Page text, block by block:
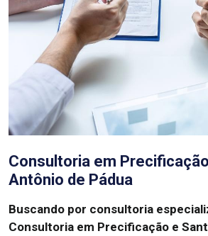
Consultoria em
Antônio de Pádua
Buscando por consultoria
Consultoria em Precificação e